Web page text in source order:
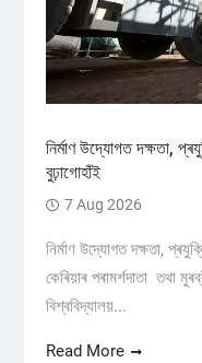
নিৰ্মাণ উদ্যোগত দক্ষতা,
বুঢ়াগোহাঁই
7 Aug 2026
নিৰ্মাণ উদ্যোগত দক্ষতা,
কেৰিয়াৰ পৰামৰ্শদাতা তথা
বিশ্ববিদ্যালয়...
Read More